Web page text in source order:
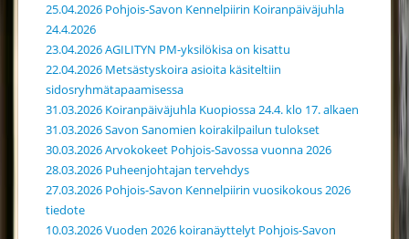
25.04.2026 Pohjois-Savon Kennelpiirin Koiranpäiväjuhla
24.4.2026
23.04.2026 AGILITYN PM-yksilökisa on kisattu
22.04.2026 Metsästyskoira asioita käsiteltiin
sidosryhmätapaamisessa
31.03.2026 Koiranpäiväjuhla Kuopiossa 24.4. klo 17. alkaen
31.03.2026 Savon Sanomien koirakilpailun tulokset
30.03.2026 Arvokokeet Pohjois-Savossa vuonna 2026
28.03.2026 Puheenjohtajan tervehdys
27.03.2026 Pohjois-Savon Kennelpiirin vuosikokous 2026
tiedote
10.03.2026 Vuoden 2026 koiranäyttelyt Pohjois-Savon